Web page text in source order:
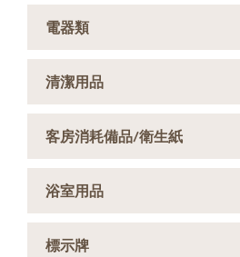
電器類
清潔用品
客房消耗備品/衛生紙
浴室用品
標示牌